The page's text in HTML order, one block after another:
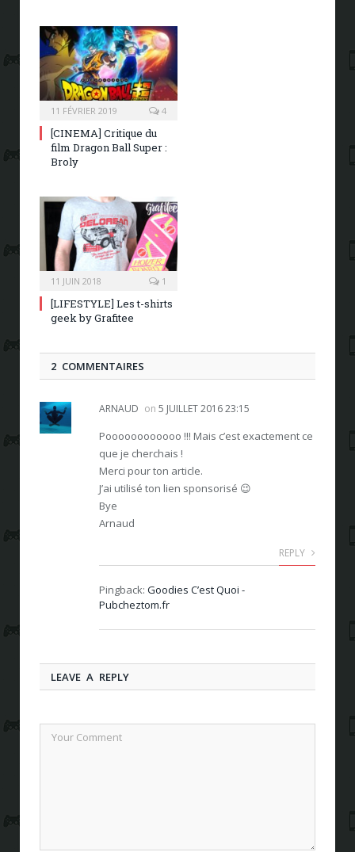
11 FÉVRIER 2019 4
[CINEMA] Critique du
film Dragon Ball Super :
Broly
11 JUIN 2018 1
[LIFESTYLE] Les t-shirts
geek by Grafitee
2 COMMENTAIRES
ARNAUD on 5 JUILLET 2016 23:15
Poooooooooooo !!! Mais c’est exactement ce
que je cherchais !
Merci pour ton article.
J’ai utilisé ton lien sponsorisé 😉
Bye
Arnaud
REPLY
Pingback: Goodies C’est Quoi -
Pubcheztom.fr
LEAVE A REPLY